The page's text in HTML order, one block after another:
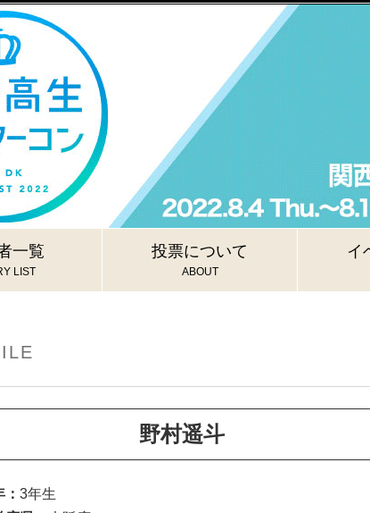
一覧
LIST
投票について
ABOUT
イ
野村遥斗
3年生